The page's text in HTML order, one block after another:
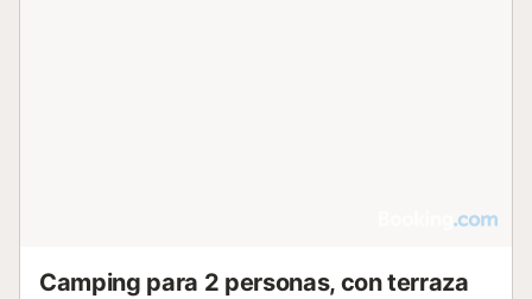
Camping para 2 personas, con terraza